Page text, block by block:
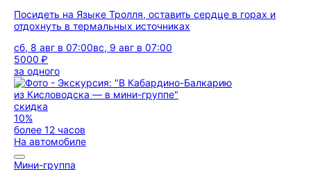
Посидеть на Языке Тролля, оставить сердце в горах и
отдохнуть в термальных источниках
сб, 8 авг в 07:00вс, 9 авг в 07:00
5000 ₽
за одного
скидка
10%
более 12 часов
На автомобиле
Мини-группа